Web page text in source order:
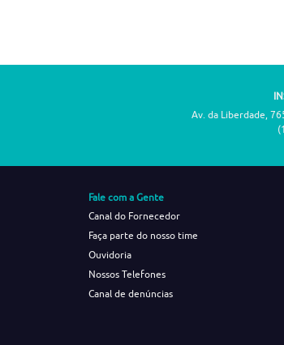
Av. da Liberdade,
Fale com a Gente
Canal do Fornecedor
Faça parte do nosso time
Ouvidoria
Nossos Telefones
Canal de denúncias